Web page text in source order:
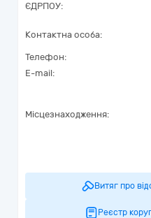
ЄДРПОУ:
Контактна особа:
Телефон:
E-mail:
Місцезнаходження:
Витяг про
Реєстр